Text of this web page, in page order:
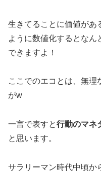
生きてることに価値があ
ように数値化するとなん
できますよ！
ここでのエコとは、無理
がw
一言で表すと行動のマネ
と思います。
サラリーマン時代中頃か